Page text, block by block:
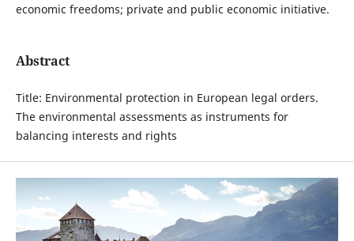
economic freedoms; private and public economic initiative.
Abstract
Title: Environmental protection in European legal orders.
The environmental assessments as instruments for
balancing interests and rights